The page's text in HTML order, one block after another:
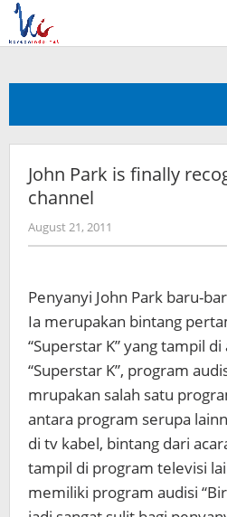
Skip
content
John Park is finally
channel
August 21, 2011
Koreanindo
Penyanyi John Park baru-
Ia merupakan bintang
“Superstar K” yang tampil di
“Superstar K”, program
mrupakan salah satu
antara program serupa
di tv kabel, bintang dari
tampil di program televisi
memiliki program audisi